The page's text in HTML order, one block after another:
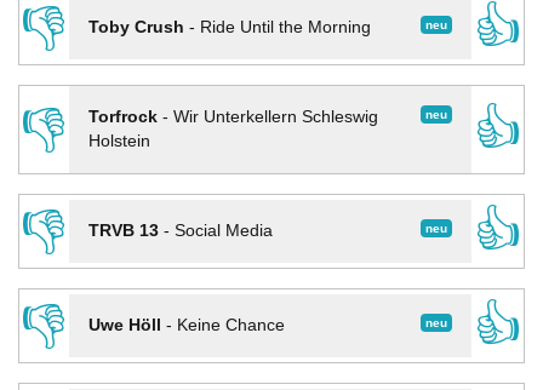
👎
neu
Toby Crush - Ride Until the Morning
👍
👎
neu
Torfrock- Wir Unterkellern Schleswig
Holstein
👍
👎
neu
TRVB 13- Social Media
👍
👎
neu
Uwe Höll - Keine Chance
👍